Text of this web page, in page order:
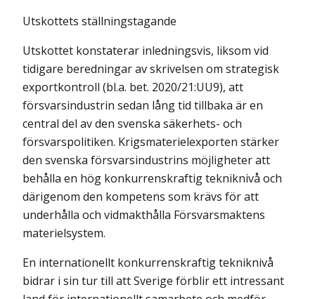
Utskottets ställningstagande
Utskottet konstaterar inledningsvis, liksom vid
tidigare beredningar av skrivelsen om strategisk
exportkontroll (bl.a. bet. 2020/21:UU9), att
försvarsindustrin sedan lång tid tillbaka är en
central del av den svenska säkerhets- och
försvarspolitiken. Krigsmaterielexporten stärker
den svenska försvarsindustrins möjligheter att
behålla en hög konkurrenskraftig tekniknivå och
därigenom den kompetens som krävs för att
underhålla och vidmakthålla Försvarsmaktens
materielsystem.
En internationellt konkurrenskraftig tekniknivå
bidrar i sin tur till att Sverige förblir ett intressant